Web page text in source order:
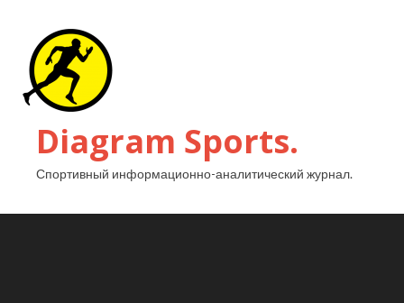
Diagram Sports.
Спортивный информационно-аналитический журнал.